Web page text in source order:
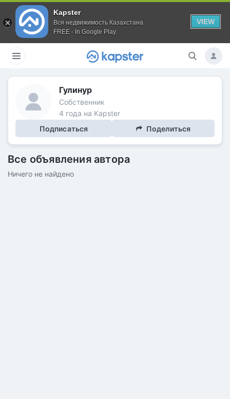
Kapster
Вся недвижимость Казахстана
FREE - In Google Play
VIEW
Гулинур
Собственник
4 года на Kapster
Подписаться
Поделиться
Все объявления автора
Ничего не найдено